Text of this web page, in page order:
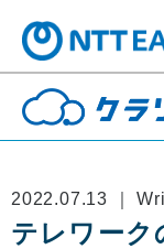
2022.07.13 ｜
テレワーク